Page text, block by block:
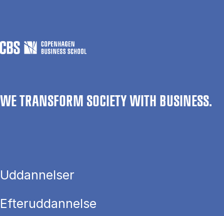
WE TRANSFORM SOCIETY WITH BUSINESS.
Uddannelser
Efteruddannelse